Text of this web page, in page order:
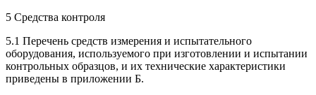
5 Средства контроля
5.1 Перечень средств измерения и испытательного
оборудования, используемого при изготовлении и испытании
контрольных образцов, и их технические характеристики
приведены в приложении Б.